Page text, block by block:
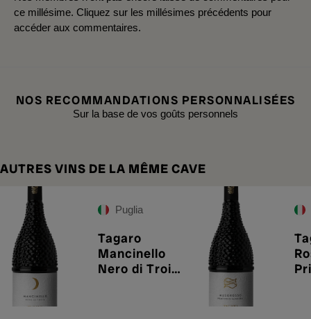
ce millésime. Cliquez sur les millésimes précédents pour
accéder aux commentaires.
NOS RECOMMANDATIONS PERSONNALISÉES
Sur la base de vos goûts personnels
AUTRES VINS DE LA MÊME CAVE
Puglia
Tagaro
Mancinello
Nero di Troia